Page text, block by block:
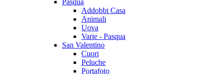
Pasqua
Addobbi Casa
Animali
Uova
Varie - Pasqua
San Valentino
Cuori
Peluche
Portafoto